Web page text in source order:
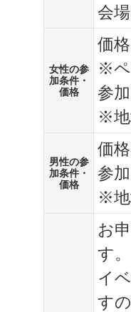
会
女性の参
加条件・
価格
価
※ペ
参
※地
男性の参
加条件・
価格
価
参
※地
お
す。
イ
す